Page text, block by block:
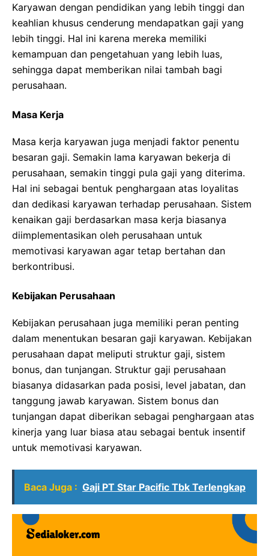
Karyawan dengan pendidikan yang lebih tinggi dan
keahlian khusus cenderung mendapatkan gaji yang
lebih tinggi. Hal ini karena mereka memiliki
kemampuan dan pengetahuan yang lebih luas,
sehingga dapat memberikan nilai tambah bagi
perusahaan.
Masa Kerja
Masa kerja karyawan juga menjadi faktor penentu
besaran gaji. Semakin lama karyawan bekerja di
perusahaan, semakin tinggi pula gaji yang diterima.
Hal ini sebagai bentuk penghargaan atas loyalitas
dan dedikasi karyawan terhadap perusahaan. Sistem
kenaikan gaji berdasarkan masa kerja biasanya
diimplementasikan oleh perusahaan untuk
memotivasi karyawan agar tetap bertahan dan
berkontribusi.
Kebijakan Perusahaan
Kebijakan perusahaan juga memiliki peran penting
dalam menentukan besaran gaji karyawan. Kebijakan
perusahaan dapat meliputi struktur gaji, sistem
bonus, dan tunjangan. Struktur gaji perusahaan
biasanya didasarkan pada posisi, level jabatan, dan
tanggung jawab karyawan. Sistem bonus dan
tunjangan dapat diberikan sebagai penghargaan atas
kinerja yang luar biasa atau sebagai bentuk insentif
untuk memotivasi karyawan.
Baca Juga : Gaji PT Star Pacific Tbk Terlengkap